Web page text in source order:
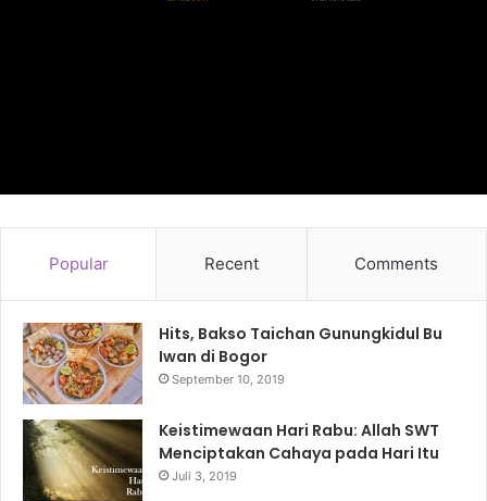
Popular Recent Comments
Hits, Bakso Taichan Gunungkidul Bu
Iwan di Bogor
September 10, 2019
Keistimewaan Hari Rabu: Allah SWT
Menciptakan Cahaya pada Hari Itu
Juli 3, 2019